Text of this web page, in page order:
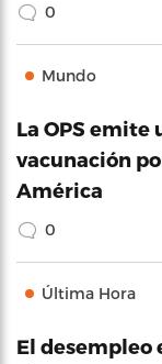
0
Mundo
La OPS
vacunación
América
0
Última Hora
El desempleo